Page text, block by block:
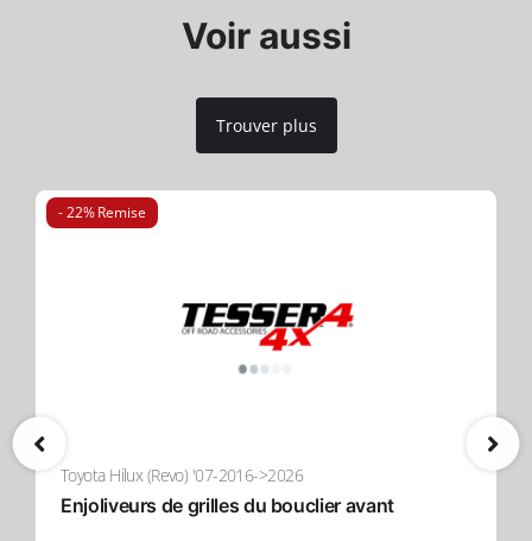
Voir aussi
Trouver plus
- 22% Remise
Toyota Hilux (Revo) '07-2016->2026
Enjoliveurs de grilles du bouclier avant